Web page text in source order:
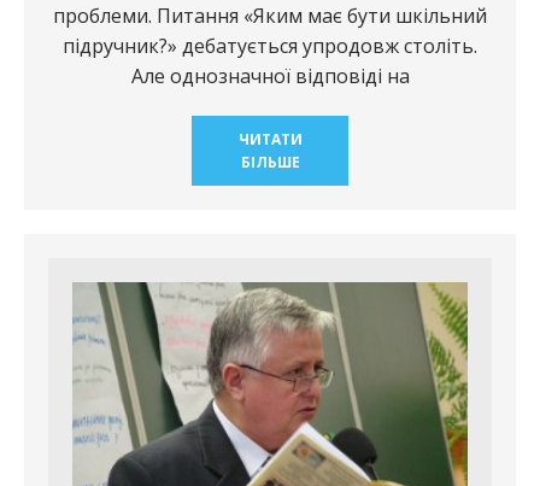
проблеми. Питання «Яким має бути шкільний
підручник?» дебатується упродовж століть.
Але однозначної відповіді на
ЧИТАТИ
БІЛЬШЕ